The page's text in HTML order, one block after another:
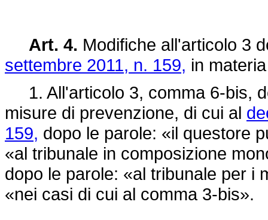
Art. 4. Modifiche all'articolo 3
settembre 2011, n. 159, in
1. All'articolo 3, comma 6-bis,
misure di prevenzione, di cui al
159, dopo le parole: «il questore
«al tribunale in composizione
dopo le parole: «al tribunale per i
«nei casi di cui al comma 3-bis».